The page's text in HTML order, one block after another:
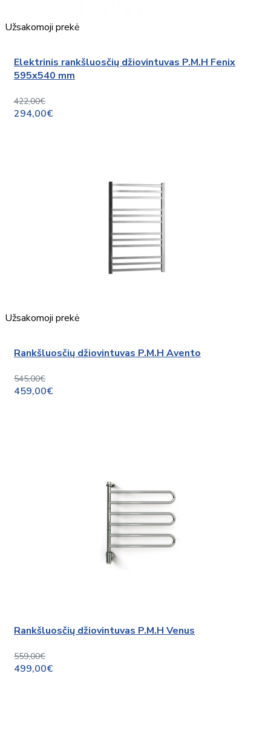
Užsakomoji prekė
Elektrinis rankšluosčių džiovintuvas P.M.H Fenix
595x540 mm
422,00€
294,00€
Užsakomoji prekė
Rankšluosčių džiovintuvas P.M.H Avento
545,00€
459,00€
Rankšluosčių džiovintuvas P.M.H Venus
559,00€
499,00€